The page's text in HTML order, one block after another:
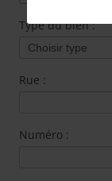
Type du bien :
Rue :
Numéro :